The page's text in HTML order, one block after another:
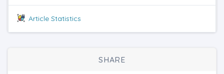
Article Statistics
SHARE